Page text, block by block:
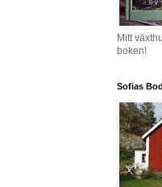
Mitt
boken!
Sofias Bod